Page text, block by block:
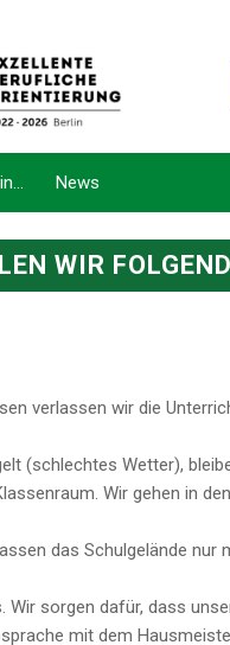
News
WIR
verlassen wir die
(schlechtes Wetter),
Wir gehen in
das Schulgelände nur
Wir sorgen dafür, dass
mit dem